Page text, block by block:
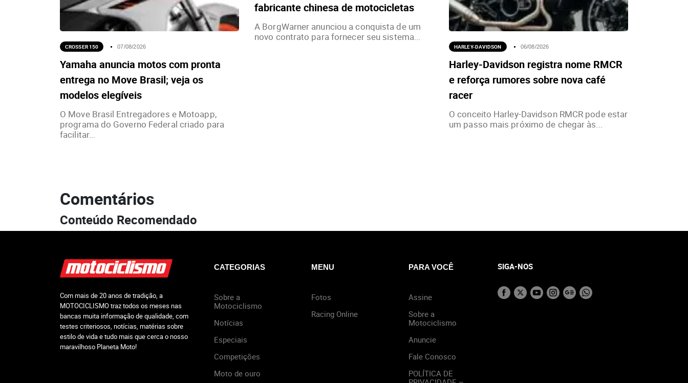
CROSSER 150 07/08/2026
Yamaha anuncia motos com pronta
entrega no Move Brasil; veja os
modelos elegíveis
O Move Brasil Entregadores e Motoapp,
programa do Governo Federal criado para
facilitar...
fabricante chinesa de motocicletas
A BorgWarner anunciou a conquista de um
novo contrato para fornecer seu sistema...
HARLEY-DAVIDSON 06/08/2026
Harley-Davidson registra nome RMCR
e reforça rumores sobre nova café
racer
O conceito Harley-Davidson RMCR pode estar
um passo mais próximo de chegar às...
Comentários
Conteúdo Recomendado
Com mais de 20 anos de tradição, a
MOTOCICLISMO traz todos os meses nas
bancas muita informação de qualidade, com
testes criteriosos, notícias, matérias sobre
estilo de vida e tudo mais que cerca o nosso
maravilhoso Planeta Moto!
CATEGORIAS
Sobre a
Motociclismo
Notícias
Especiais
Competições
Moto de ouro
MENU
Fotos
Racing Online
PARA VOCÊ
Assine
Sobre a
Motociclismo
Anuncie
Fale Conosco
POLÍTICA DE
SIGA-NOS